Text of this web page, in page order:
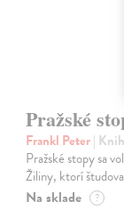
Pražské
Frankl Peter|
Pražské stopy sa
Žiliny, ktorí
Na sklade ?